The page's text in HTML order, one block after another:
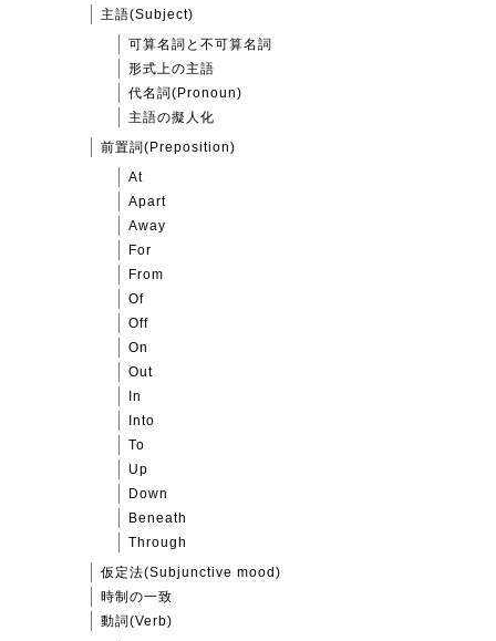
主語(Subject)
可算名詞と不可算名詞
形式上の主語
代名詞(Pronoun)
主語の擬人化
前置詞(Preposition)
At
Apart
Away
For
From
Of
Off
On
Out
In
Into
To
Up
Down
Beneath
Through
仮定法(Subjunctive mood)
時制の一致
動詞(Verb)